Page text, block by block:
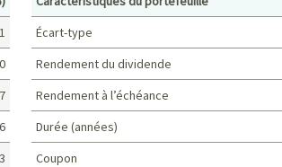
Écart-type
Rendement du dividende
Rendement à l’échéance
Durée (années)
Coupon